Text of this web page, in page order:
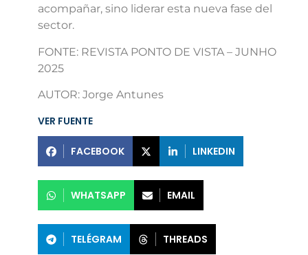
acompañar, sino liderar esta nueva fase del
sector.
FONTE: REVISTA PONTO DE VISTA – JUNHO
2025
AUTOR: Jorge Antunes
VER FUENTE
FACEBOOK LINKEDIN
WHATSAPP EMAIL
TELÉGRAM THREADS